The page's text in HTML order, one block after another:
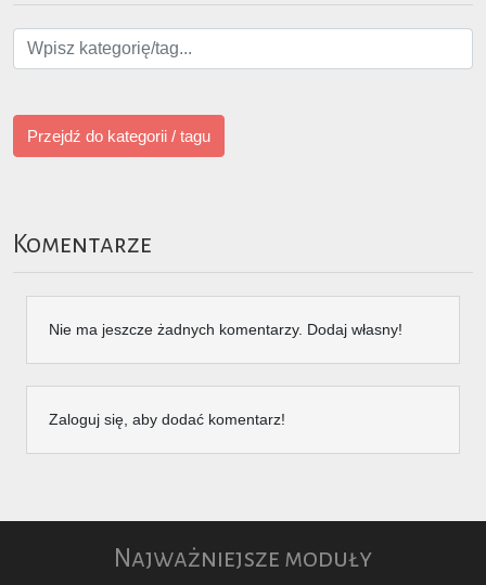
Przejdź do kategorii / tagu
Komentarze
Nie ma jeszcze żadnych komentarzy. Dodaj własny!
Zaloguj się, aby dodać komentarz!
Najważniejsze moduły